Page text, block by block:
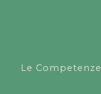
Le Competenze